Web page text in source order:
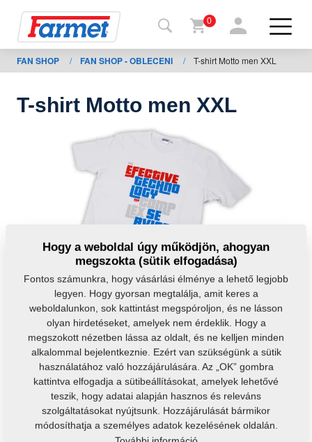
a
Farmet
Letöltésre
0
FAN SHOP / FAN SHOP - OBLECENI / T-shirt Motto men XXL
T-shirt Motto men XXL
Termékkód: r00174
Hogy a weboldal úgy működjön, ahogyan
megszokta (sütik elfogadása)
Fontos számunkra, hogy vásárlási élménye a lehető legjobb
legyen. Hogy gyorsan megtalálja, amit keres a
weboldalunkon, sok kattintást megspóroljon, és ne lásson
olyan hirdetéseket, amelyek nem érdeklik. Hogy a
megszokott nézetben lássa az oldalt, és ne kelljen minden
alkalommal bejelentkeznie. Ezért van szükségünk a sütik
használatához való hozzájárulására. Az „OK” gombra
kattintva elfogadja a sütibeállításokat, amelyek lehetővé
teszik, hogy adatai alapján hasznos és releváns
szolgáltatásokat nyújtsunk. Hozzájárulását bármikor
módosíthatja a személyes adatok kezelésének oldalán.